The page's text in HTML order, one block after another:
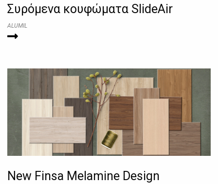
Συρόμενα κουφώματα SlideAir
ALUMIL
New Finsa Melamine Design